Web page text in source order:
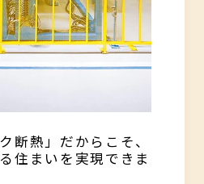
断熱」だからこそ、
住まいを実現できま